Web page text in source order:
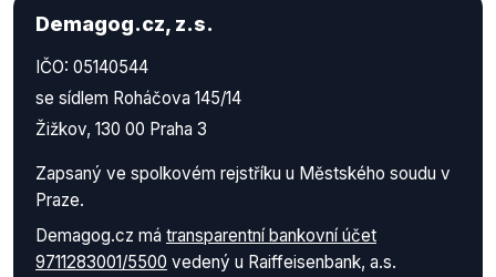
Demagog.cz, z.s.
IČO: 05140544
se sídlem Roháčova 145/14
Žižkov, 130 00 Praha 3
Zapsaný ve spolkovém rejstříku u Městského soudu v
Praze.
Demagog.cz má transparentní bankovní účet
9711283001/5500 vedený u Raiffeisenbank, a.s.